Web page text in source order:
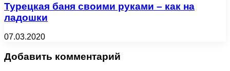
Турецкая баня своими руками – как на
ладошки
07.03.2020
Добавить комментарий